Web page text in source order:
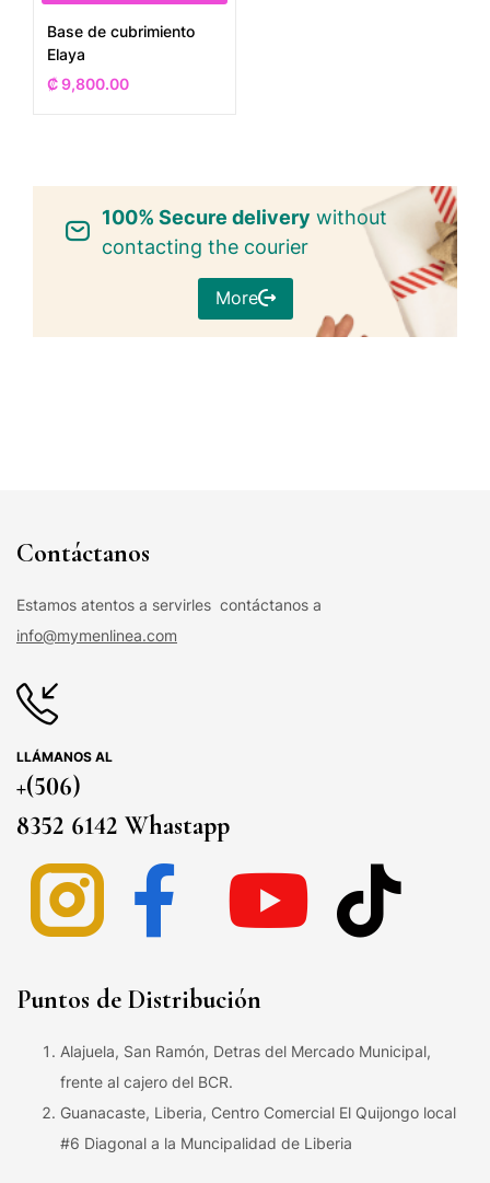
Base de cubrimiento
Elaya
₡9,800.00
100% Secure delivery without
contacting the courier
More
Contáctanos
Estamos atentos a servirles contáctanos a
info@mymenlinea.com
LLÁMANOS AL
+(506)
8352 6142 Whastapp
Puntos de Distribución
Alajuela, San Ramón, Detras del Mercado Municipal,
frente al cajero del BCR.
Guanacaste, Liberia, Centro Comercial El Quijongo local
#6 Diagonal a la Muncipalidad de Liberia